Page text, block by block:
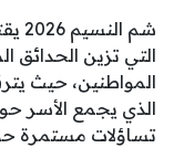
شم
التي تزين
المواطنين، حيث
الذي يجمع الأسر